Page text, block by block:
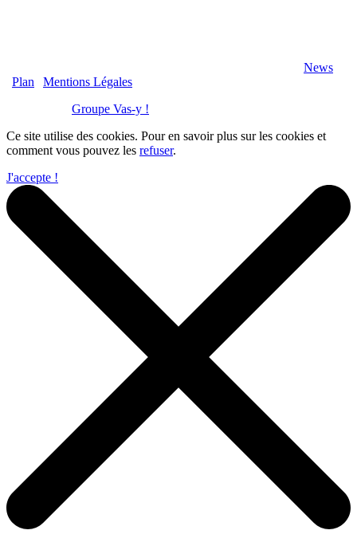
News
Plan
Mentions Légales
Groupe Vas-y !
Ce site utilise des cookies. Pour en savoir plus sur les cookies et
comment vous pouvez les refuser.
J'accepte !